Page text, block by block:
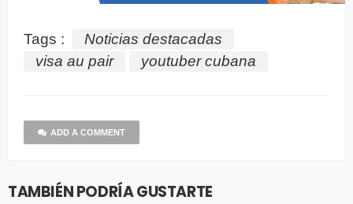
Tags :
Noticias destacadas
visa au pair
youtuber cubana
ADD A COMMENT
TAMBIÉN PODRÍA GUSTARTE